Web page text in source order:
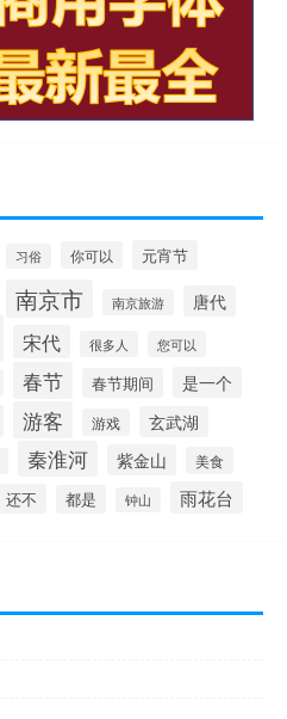
习俗 你可以 元宵节
南京市 南京旅游 唐代
宋代 很多人 您可以
春节 春节期间
是一个
游客 游戏 玄武湖
秦淮河 紫金山 美食
还不 都是 钟山 雨花台